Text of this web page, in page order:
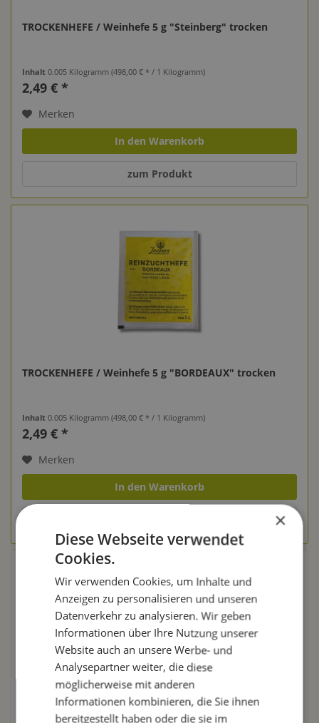
TROCKENHEFE / Weinhefe 5 g "Steinberg" trocken
Inhalt0.005 Kilogramm(498,00 € * / 1 Kilogramm)
2,49 € *
Merken
In den Warenkorb
zum Produkt
TROCKENHEFE / Weinhefe 5 g "BORDEAUX" trocken
Inhalt0.005 Kilogramm(498,00 € * / 1 Kilogramm)
2,49 € *
Merken
In den Warenkorb
Wein selber keltern mit Weinhefe
Um Deinen eigenen Wein mit Weinhefe zu keltern,
musst Duzunächst das Obst vorbereiten. Es sollte
frisch und reif sein. Wasche das Obst und trockne es
gründlich ab. Für die Gärung kannst Du zwei
verschiedene Methoden anwenden: Die Saftgärung
oder die Maischegärung.
×
Diese Webseite verwendet
Cookies.
Wir verwenden Cookies, um Inhalte und
Anzeigen zu personalisieren und unseren
Datenverkehr zu analysieren. Wir geben
Informationen über Ihre Nutzung unserer
Website auch an unsere Werbe- und
Analysepartner weiter, die diese
möglicherweise mit anderen
Informationen kombinieren, die Sie ihnen
bereitgestellt haben oder die sie im